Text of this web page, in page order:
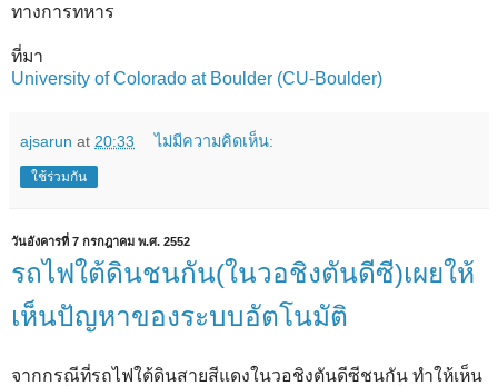
ทางการทหาร
ที่มา
University of Colorado at Boulder (CU-Boulder)
ajsarun at 20:33 ไม่มีความคิดเห็น:
ใช้ร่วมกัน
วันอังคารที่ 7 กรกฎาคม พ.ศ. 2552
รถไฟใต้ดินชนกัน(ในวอชิงตันดีซี)เผยให้
เห็นปัญหาของระบบอัตโนมัติ
จากกรณีที่รถไฟใต้ดินสายสีแดงในวอชิงตันดีซีชนกัน ทำให้เห็น